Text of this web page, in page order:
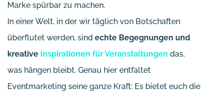
Marke spürbar zu machen.
In einer Welt, in der wir täglich von Botschaften
überflutet werden, sind echte Begegnungen und
kreative Inspirationen für Veranstaltungen das,
was hängen bleibt. Genau hier entfaltet
Eventmarketing seine ganze Kraft: Es bietet euch die